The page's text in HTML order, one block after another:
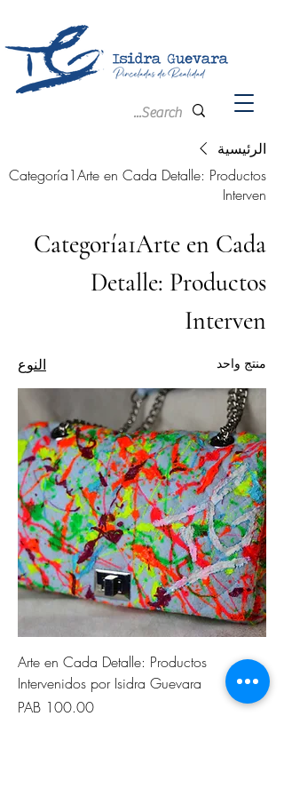
الرئيسية
Categoría1Arte en Cada Detalle: Productos
Interven
Categoría1Arte en Cada
Detalle: Productos
Interven
منتج واحد النوع
Arte en Cada Detalle: Productos
Intervenidos por Isidra Guevara
السعر